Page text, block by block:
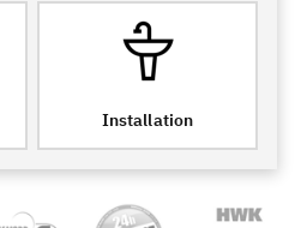
Installation